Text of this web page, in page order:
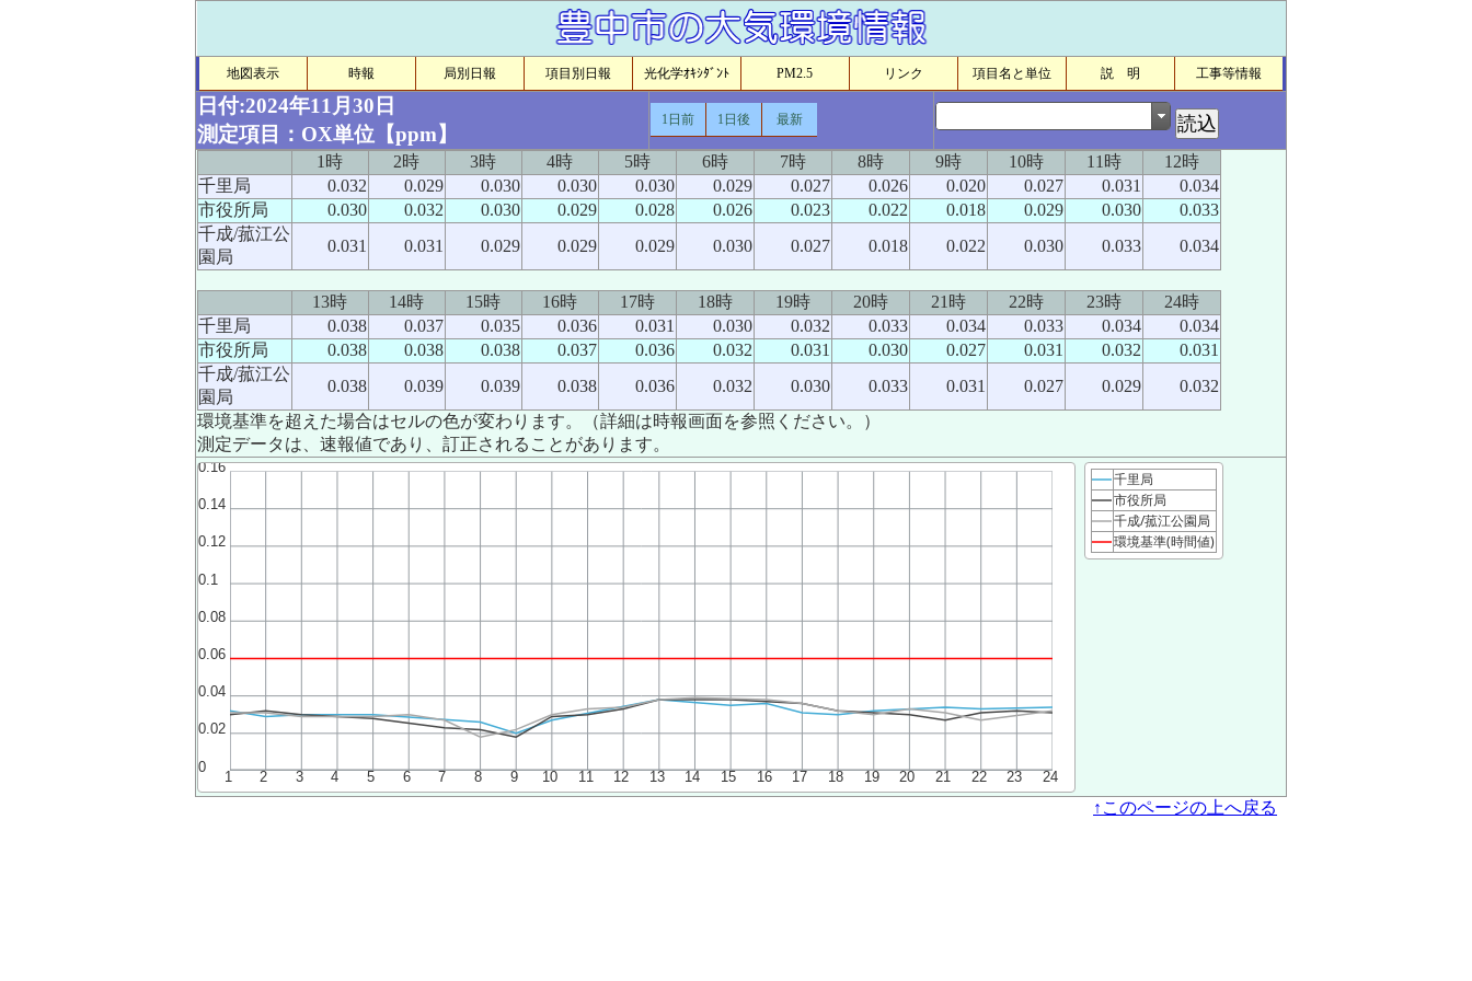
地図表示 時報 局別日報 項目別日報 光化学ｵｷｼﾀﾞﾝﾄ PM2.5 リンク 項目名と単位 説 明 工事等情報
日付:2024年11月30日
測定項目：OX単位【ppm】
1日前 1日後 最新
1時 2時 3時 4時 5時 6時 7時 8時 9時 10時 11時
12時
千里局
0.032 0.029 0.030 0.030 0.030 0.029 0.027 0.026 0.020 0.027 0.031
0.034
市役所局
0.030 0.032 0.030 0.029 0.028 0.026 0.023 0.022 0.018 0.029 0.030
0.033
千成/菰江公
園局
0.031 0.031 0.029 0.029 0.029 0.030 0.027 0.018 0.022 0.030 0.033 0.034
13時 14時 15時 16時 17時 18時 19時 20時 21時 22時 23時
24時
千里局
0.038 0.037 0.035 0.036 0.031 0.030 0.032 0.033 0.034 0.033 0.034
0.034
市役所局
0.038 0.038 0.038 0.037 0.036 0.032 0.031 0.030 0.027 0.031 0.032
0.031
千成/菰江公
園局
0.038 0.039 0.039 0.038 0.036 0.032 0.030 0.033 0.031 0.027 0.029
0.032
環境基準を超えた場合はセルの色が変わります。（詳細は時報画面を参照ください。）
測定データは、速報値であり、訂正されることがあります。
千里局
市役所局
千成/菰江公園局
環境基準(時間値)
↑このページの上へ戻る